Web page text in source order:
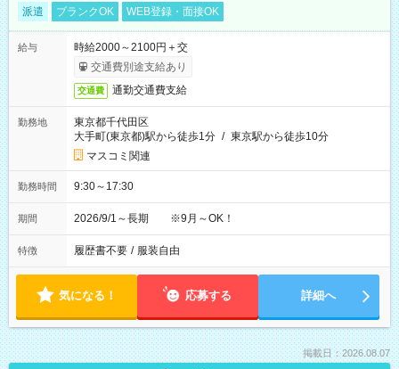
派遣 ブランクOK WEB登録・面接OK
給与
時給2000～2100円＋交
交通費別途支給あり
交通費 通勤交通費支給
勤務地
東京都千代田区
大手町(東京都)駅から徒歩1分 / 東京駅から徒歩10分
マスコミ関連
勤務時間 9:30～17:30
期間 2026/9/1～長期 ※9月～OK！
特徴 履歴書不要 / 服装自由
気になる！ 応募する 詳細へ
掲載日：2026.08.07